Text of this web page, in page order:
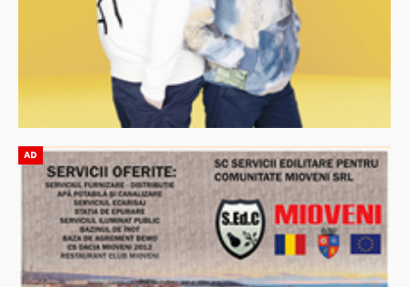
AD